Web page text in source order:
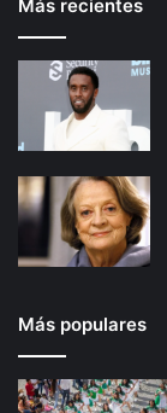
Más recientes
Más populares